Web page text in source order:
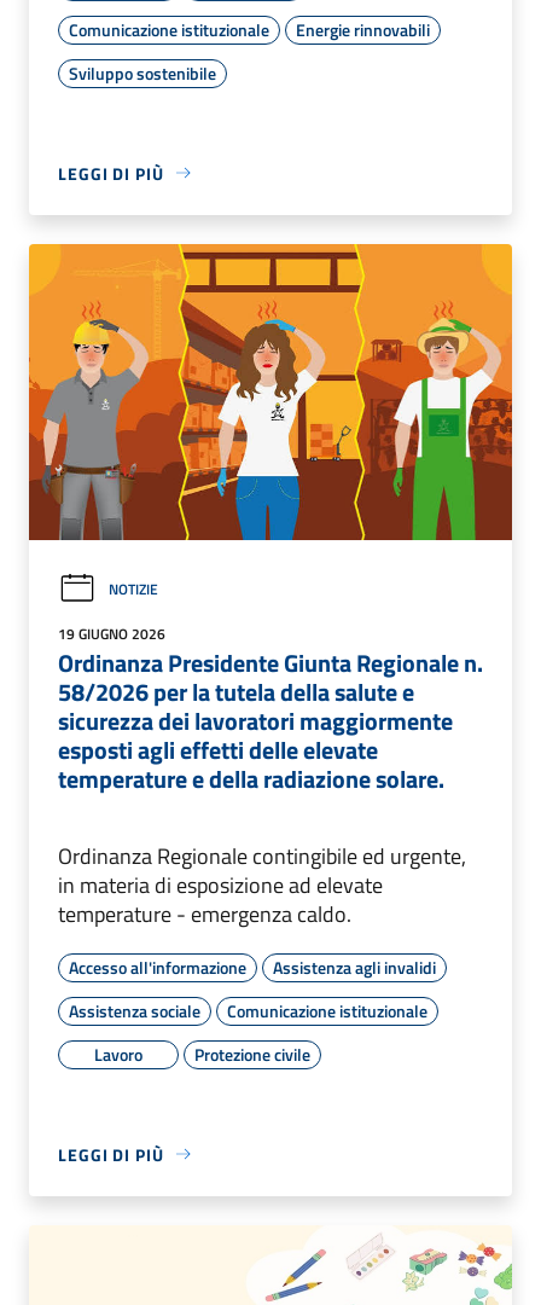
Comunicazione istituzionale
Energie rinnovabili
Sviluppo sostenibile
LEGGI DI PIÙ
NOTIZIE
19 GIUGNO 2026
Ordinanza Presidente Giunta Regionale n.
58/2026 per la tutela della salute e
sicurezza dei lavoratori maggiormente
esposti agli effetti delle elevate
temperature e della radiazione solare.
Ordinanza Regionale contingibile ed urgente,
in materia di esposizione ad elevate
temperature - emergenza caldo.
Accesso all'informazione
Assistenza agli invalidi
Assistenza sociale
Comunicazione istituzionale
Lavoro
Protezione civile
LEGGI DI PIÙ